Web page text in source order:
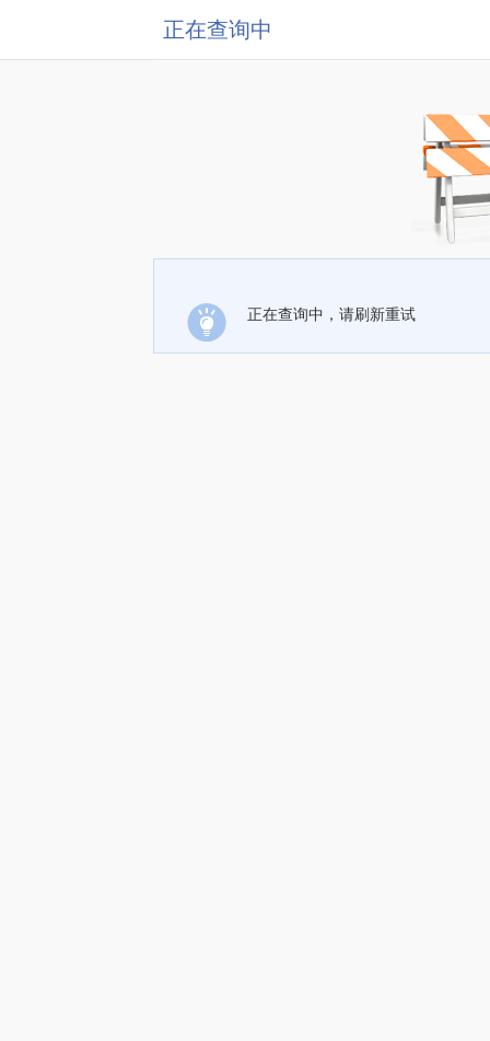
正在查询中
正在查询中，请刷新重试